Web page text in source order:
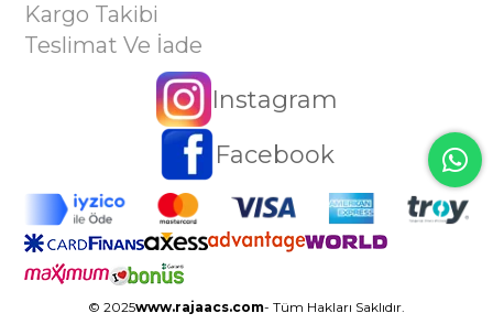
Kargo Takibi
Teslimat Ve İade
Instagram
Facebook
© 2025www.rajaacs.com- Tüm Hakları Saklıdır.